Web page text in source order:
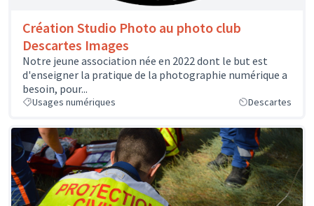
Création Studio Photo au photo club
Descartes Images
Notre jeune association née en 2022 dont le but est
d'enseigner la pratique de la photographie numérique a
besoin, pour...
Usages numériques Descartes